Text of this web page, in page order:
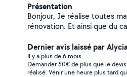
Présentation
Bonjour, Je réalise toutes
rénovation. Et ainsi que du carrelage et faïence sur
Dernier avis laissé par
Il y a plus de 6 mois
Demander 50€ de plus que le
réalisé. Venir une heure plus tard